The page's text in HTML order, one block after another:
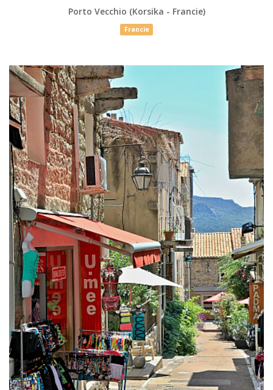
Porto Vecchio (Korsika - Francie)
Francie